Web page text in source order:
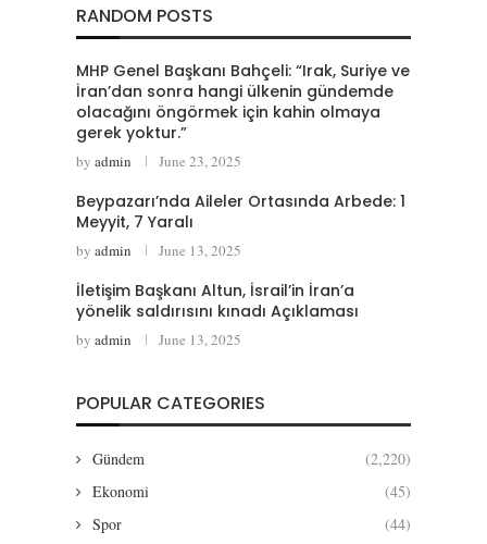
RANDOM POSTS
MHP Genel Başkanı Bahçeli: “Irak, Suriye ve
İran’dan sonra hangi ülkenin gündemde
olacağını öngörmek için kahin olmaya
gerek yoktur.”
by admin June 23, 2025
Beypazarı’nda Aileler Ortasında Arbede: 1
Meyyit, 7 Yaralı
by admin June 13, 2025
İletişim Başkanı Altun, İsrail’in İran’a
yönelik saldırısını kınadı Açıklaması
by admin June 13, 2025
POPULAR CATEGORIES
Gündem
(2,220)
Ekonomi
(45)
Spor
(44)